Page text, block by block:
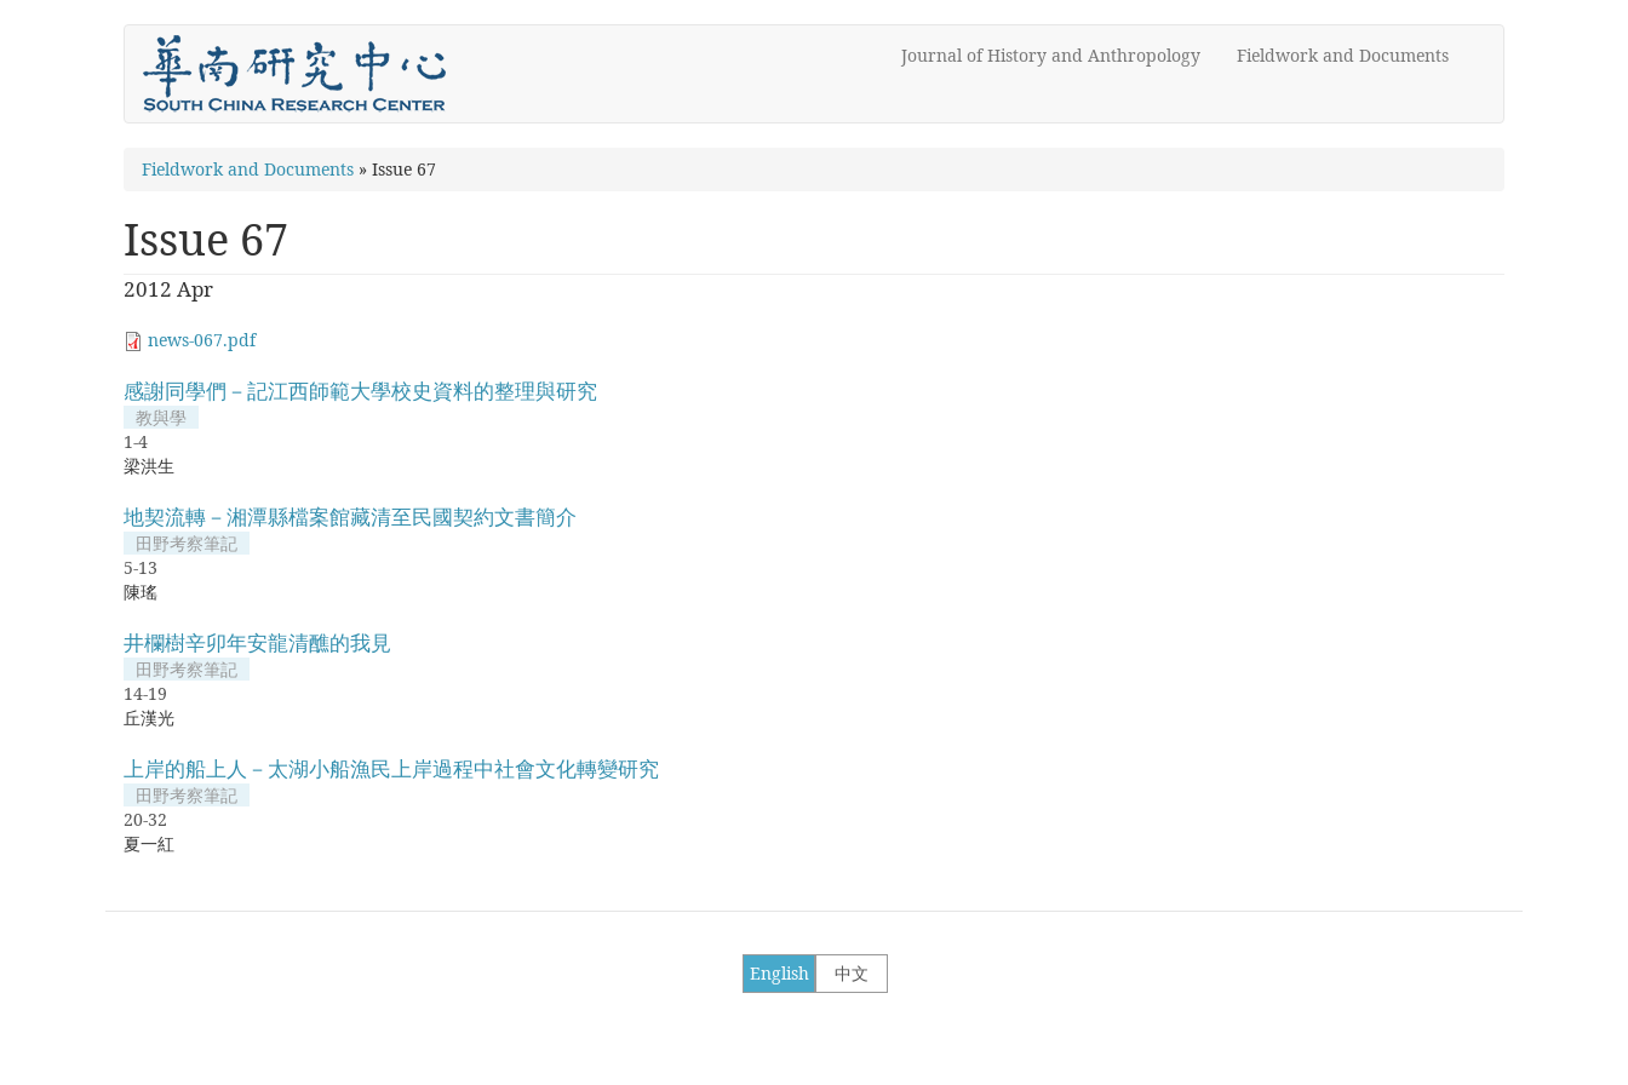
Journal of History and Anthropology Fieldwork and Documents
You
here
Fieldwork and Documents » Issue 67
Issue 67
2012 Apr
news-067.pdf
感謝同學們－記江西師範大學校史資料的整理與研究
教與學
1-4
梁洪生
地契流轉－湘潭縣檔案館藏清至民國契約文書簡介
田野考察筆記
5-13
陳瑤
井欄樹辛卯年安龍清醮的我見
田野考察筆記
14-19
丘漢光
上岸的船上人－太湖小船漁民上岸過程中社會文化轉變研究
田野考察筆記
20-32
夏一紅
中文
English